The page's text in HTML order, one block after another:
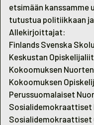
etsimään kanssamme
tutustua politiikkaan
Allekirjoittajat:
Finlands Svenska
Keskustan
Kokoomuksen
Kokoomuksen
Perussuomalaiset
Sosialidemokraattiset
Sosialidemokraattiset